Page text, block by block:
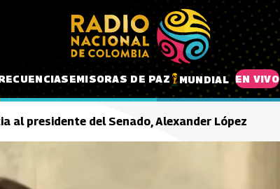
EMISORAS DE PAZ MUNDIAL EN VIVO
al presidente del Senado, Alexander López